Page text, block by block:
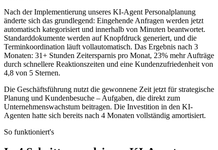
Nach der Implementierung unseres KI-Agent Personalplanung
änderte sich das grundlegend: Eingehende Anfragen werden jetzt
automatisch kategorisiert und innerhalb von Minuten beantwortet.
Standarddokumente werden auf Knopfdruck generiert, und die
Terminkoordination läuft vollautomatisch. Das Ergebnis nach 3
Monaten: 31+ Stunden Zeitersparnis pro Monat, 23% mehr Aufträge
durch schnellere Reaktionszeiten und eine Kundenzufriedenheit von
4,8 von 5 Sternen.
Die Geschäftsführung nutzt die gewonnene Zeit jetzt für strategische
Planung und Kundenbesuche – Aufgaben, die direkt zum
Unternehmenswachstum beitragen. Die Investition in den KI-
Agenten hatte sich bereits nach 4 Monaten vollständig amortisiert.
So funktioniert's